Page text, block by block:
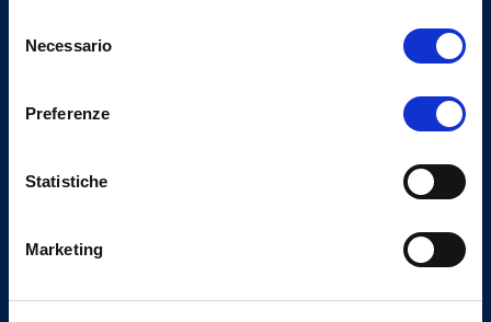
delNecessario
Preferenze
Statistiche
Marketing
Indirizzi email
info@omceovarese.it
protocollo@pec.omceovarese.it